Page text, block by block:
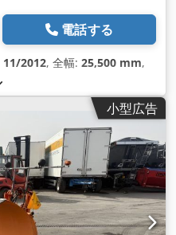
電話する
11/2012, 全幅: 25,500 mm,
小型広告